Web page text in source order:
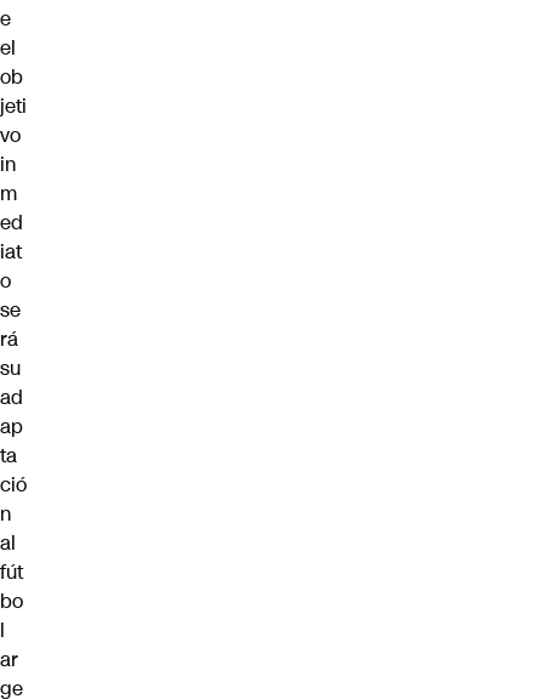
e
el
ob
jeti
vo
in
m
ed
iat
o
se
rá
su
ad
ap
ta
ció
n
al
fút
bo
l
ar
ge